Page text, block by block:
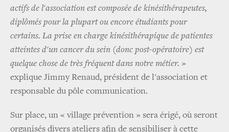
actifs de l'association est composée de kinésithérapeutes,
diplômés pour la plupart ou encore étudiants pour
certains. La prise en charge kinésithérapique de patientes
atteintes d'un cancer du sein (donc post-opératoire) est
quelque chose de très fréquent dans notre métier. »
explique Jimmy Renaud, président de l'association et
responsable du pôle communication.
Sur place, un « village prévention » sera érigé, où seront
organisés divers ateliers afin de sensibiliser à cette